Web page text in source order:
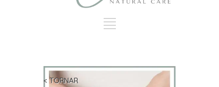
< TORNAR